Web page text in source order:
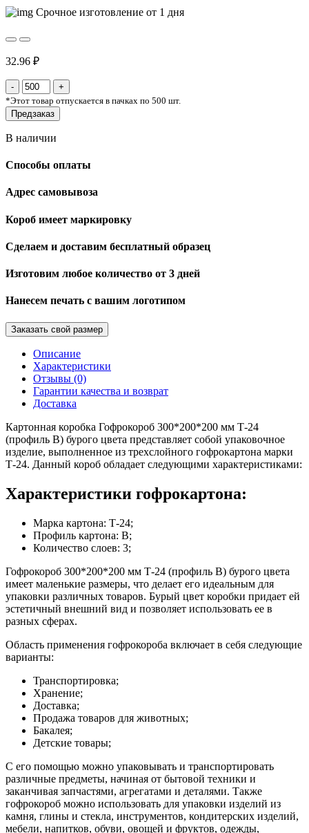
Срочное изготовление от 1 дня
32.96 ₽
*Этот товар отпускается в пачках по 500 шт.
Предзаказ
В наличии
Способы оплаты
Адрес самовывоза
Короб имеет маркировку
Сделаем и доставим бесплатный образец
Изготовим любое количество от 3 дней
Нанесем печать с вашим логотипом
Заказать свой размер
Описание
Характеристики
Отзывы (0)
Гарантии качества и возврат
Доставка
Картонная коробка Гофрокороб 300*200*200 мм Т-24
(профиль B) бурого цвета представляет собой упаковочное
изделие, выполненное из трехслойного гофрокартона марки
Т-24. Данный короб обладает следующими характеристиками:
Характеристики гофрокартона:
Марка картона: Т-24;
Профиль картона: В;
Количество слоев: 3;
Гофрокороб 300*200*200 мм Т-24 (профиль B) бурого цвета
имеет маленькие размеры, что делает его идеальным для
упаковки различных товаров. Бурый цвет коробки придает ей
эстетичный внешний вид и позволяет использовать ее в
разных сферах.
Область применения гофрокороба включает в себя следующие
варианты:
Транспортировка;
Хранение;
Доставка;
Продажа товаров для животных;
Бакалея;
Детские товары;
С его помощью можно упаковывать и транспортировать
различные предметы, начиная от бытовой техники и
заканчивая запчастями, агрегатами и деталями. Также
гофрокороб можно использовать для упаковки изделий из
камня, глины и стекла, инструментов, кондитерских изделий,
мебели, напитков, обуви, овощей и фруктов, одежды,